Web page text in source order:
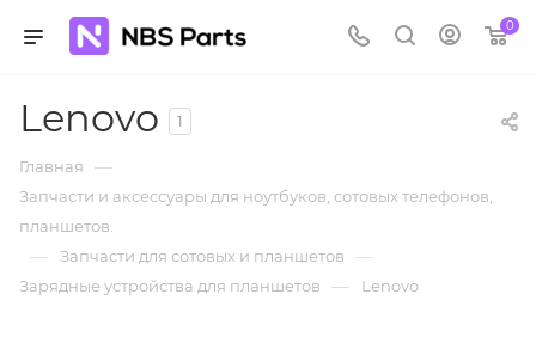
0
Lenovo 1
Главная —
Запчасти и аксессуары для ноутбуков, сотовых телефонов,
планшетов.
— Запчасти для сотовых и планшетов —
Зарядные устройства для планшетов — Lenovo